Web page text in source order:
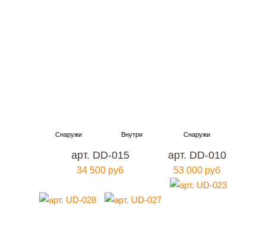
арт. DD-015
34 500 руб
арт. DD-010
53 000 руб